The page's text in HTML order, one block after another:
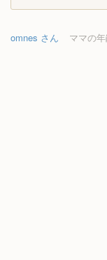
omnes さん ママの